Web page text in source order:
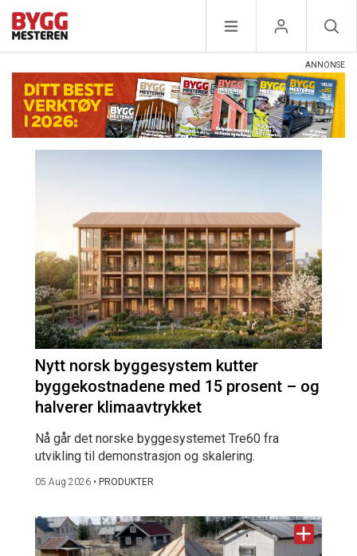
Nytt norsk byggesystem kutter
byggekostnadene med 15 prosent – og
halverer klimaavtrykket
Nå går det norske byggesystemet Tre60 fra
utvikling til demonstrasjon og skalering.
05 Aug 2026 • PRODUKTER